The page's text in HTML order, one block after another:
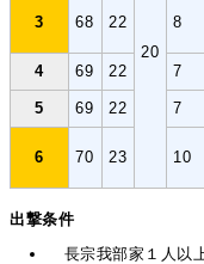
20
3 68 22 8
4 69 22 7
5 69 22 7
6 70 23 10
出撃条件
長宗我部家１人以